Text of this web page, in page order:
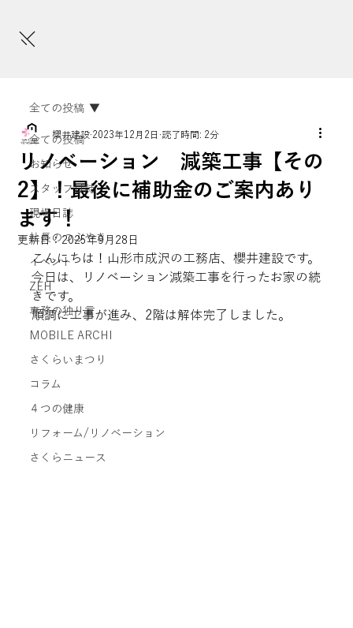
全ての投稿
お知らせ
スタッフ日誌
現場日誌
社長のつぶやき
イベント
ZEH
専務の独り言
MOBILE ARCHI
さくらいまつり
コラム
４つの健康
リフォーム/リノベーション
さくらニュース
全ての投稿
リノベーション 減築工事【その
2】！最後に補助金のご案内あり
ます！
櫻井建設 2023年12月2日 読了時間: 2分
更新日：2025年9月28日
こんにちは！山形市成沢の工務店、櫻井建設です。
今日は、リノベーション減築工事を行ったお家の続
きです。
順調に工事が進み、2階は解体完了しました。